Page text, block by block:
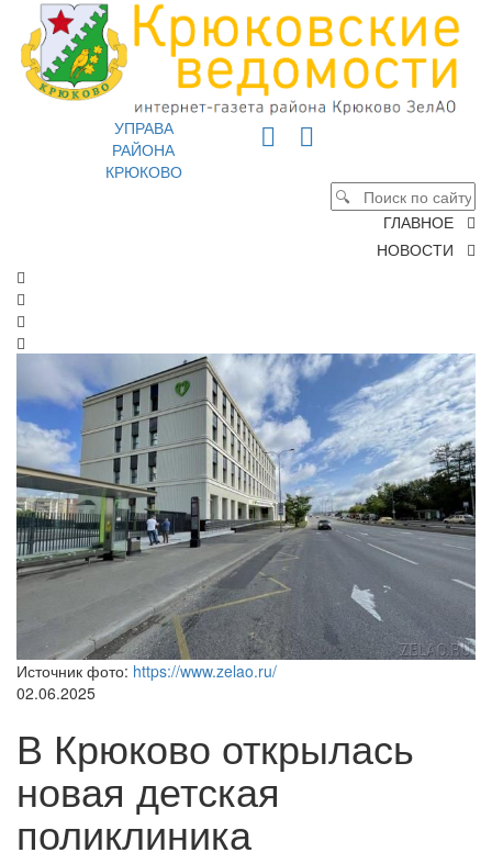
УПРАВА
РАЙОНА
КРЮКОВО
ГЛАВНОЕ
НОВОСТИ
Источник фото: https://www.zelao.ru/
02.06.2025
В Крюково открылась
новая детская
поликлиника